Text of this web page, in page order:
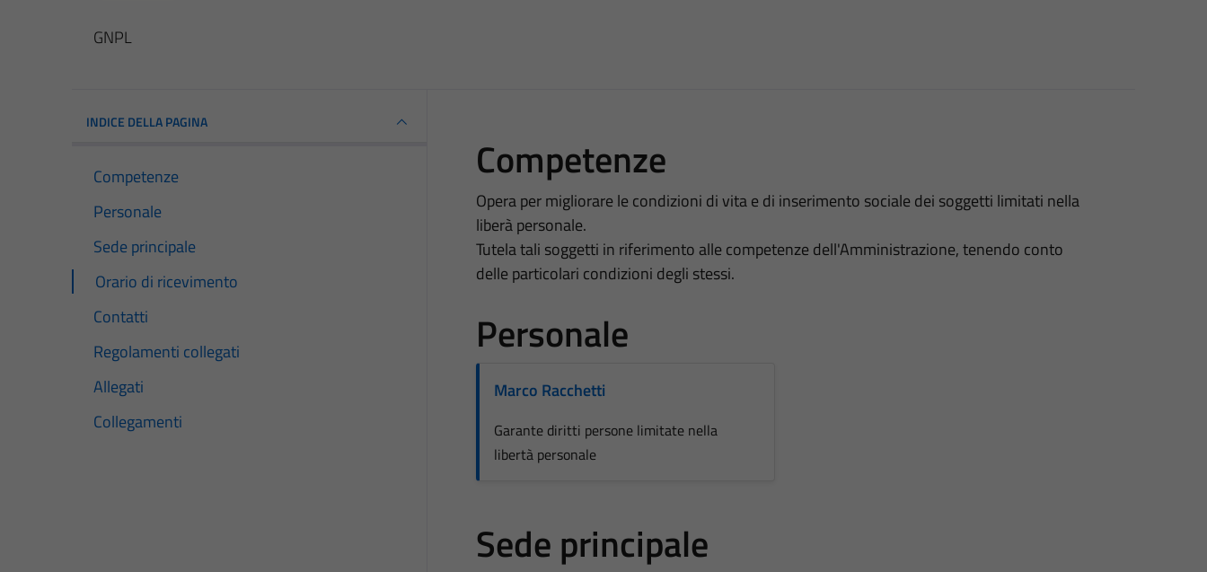
GNPL
INDICE DELLA PAGINA
Competenze
Personale
Sede principale
Orario di ricevimento
Contatti
Regolamenti collegati
Allegati
Collegamenti
Competenze
Opera per migliorare le condizioni di vita e di inserimento sociale dei soggetti limitati nella
liberà personale.
Tutela tali soggetti in riferimento alle competenze dell'Amministrazione, tenendo conto
delle particolari condizioni degli stessi.
Personale
Marco Racchetti
Garante diritti persone limitate nella
libertà personale
Sede principale